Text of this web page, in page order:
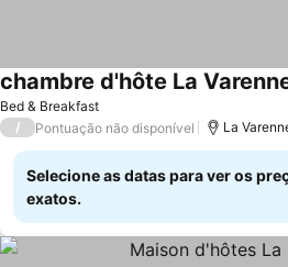
Bed & Breakfast
chambre d'hôte La
/ Pontuação não disponível La
Selecione as datas para ver os
exatos.